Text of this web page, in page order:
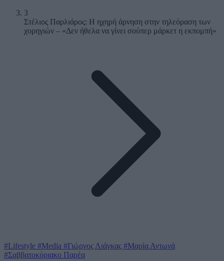
3
Στέλιος Παρλιάρος: Η ηχηρή άρνηση στην τηλεόραση των
χορηγιών – «Δεν ήθελα να γίνει σούπερ μάρκετ η εκπομπή»
#Lifestyle #Media #Γιώργος Λιάγκας #Μαρία Αντωνά
#Σαββατοκύριακο Παρέα